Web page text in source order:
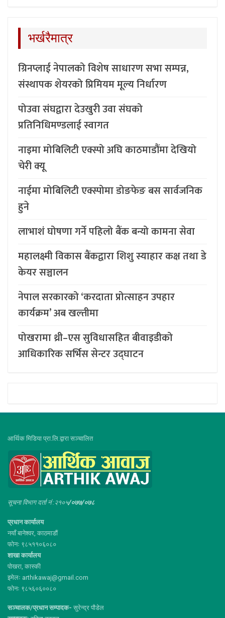
भर्खरैमात्र
ग्रिनप्लाई नेपालको विशेष साधारण सभा सम्पन्न,
संस्थापक शेयरको प्रिमियम मूल्य निर्धारण
पोउवा संघद्वारा देउखुरी उवा संघको
प्रतिनिधिमण्डलाई स्वागत
नाइमा मोबिलिटी एक्स्पो अघि काठमाडौंमा देखियो
चेरी क्यू
नाईमा मोबिलिटी एक्स्पोमा डोङफेङ बस सार्वजनिक
हुने
लाभाशं घोषणा गर्ने पहिलो बैंक बन्यो कामना सेवा
महालक्ष्मी विकास बैंकद्वारा शिशु स्याहार कक्ष तथा डे
केयर सञ्चालन
नेपाल सरकारको ‘करदाता प्रोत्साहन उपहार
कार्यक्रम’ अब खल्तीमा
पोखरामा थ्री–एस सुविधासहित बीवाइडीको
आधिकारिक सर्भिस सेन्टर उद्घाटन
आर्थिक मिडिया प्रा.लि.द्वारा सञ्चालित
सूचना विभाग दर्ता नं :२१०५/०७७/०७८
प्रधान कार्यालय
नयाँ बानेश्वर, काठमाडौं
फोनः ९८५११०६०८०
शाखा कार्यालय
पोखरा, कास्की
इमेलः arthikawaj@gmail.com
फोनः ९८५६०६००८०
सञ्चालक/प्रधान सम्पादक- सुरेन्द्र पौडेल